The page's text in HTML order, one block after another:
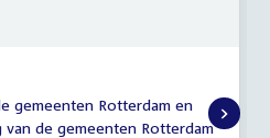
gemeenten Rotterdam en
de gemeenten Rotterdam